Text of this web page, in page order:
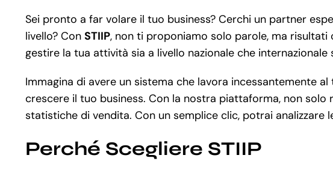
Sei pronto a far volare il tuo business? Cerchi un partner
livello? Con STIIP, non ti proponiamo solo parole, ma
gestire la tua attività sia a livello nazionale che internazionale
Immagina di avere un sistema che lavora incessantemente
crescere il tuo business. Con la nostra piattaforma, non
statistiche di vendita. Con un semplice clic, potrai
Perché Scegliere STIIP